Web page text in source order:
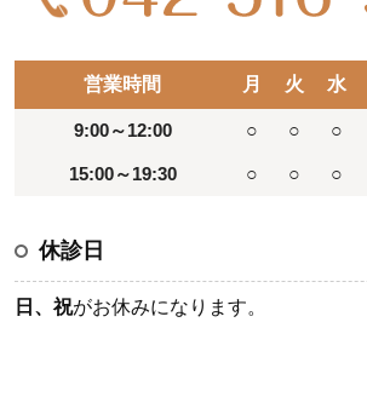
営業時間 月 火 水
9:00～12:00 ○ ○ ○
15:00～19:30 ○ ○ ○
休診日
日、祝がお休みになります。